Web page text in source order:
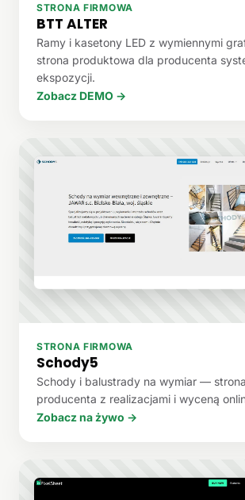
STRONA FIRMOWA
BTT ALTER
Ramy i kasetony LED z wymiennymi
strona produktowa dla producenta
ekspozycji.
Zobacz DEMO →
STRONA FIRMOWA
Schody5
Schody i balustrady na wymiar —
producenta z realizacjami i wyceną
Zobacz na żywo →